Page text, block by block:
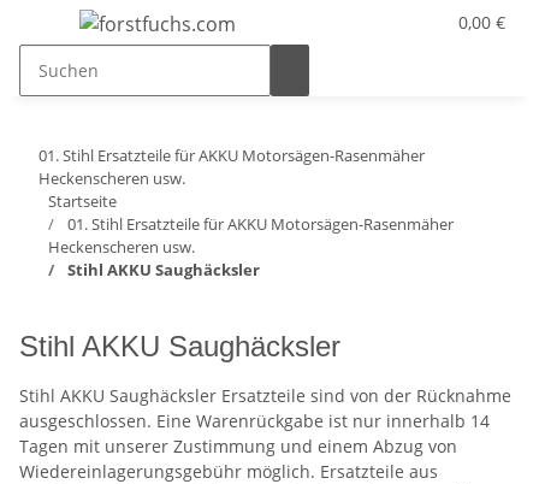
0,00 €
01. Stihl Ersatzteile für AKKU Motorsägen-Rasenmäher
Heckenscheren usw.
Startseite
01. Stihl Ersatzteile für AKKU Motorsägen-Rasenmäher
Heckenscheren usw.
Stihl AKKU Saughäcksler
Stihl AKKU Saughäcksler
Stihl AKKU Saughäcksler Ersatzteile sind von der Rücknahme
ausgeschlossen. Eine Warenrückgabe ist nur innerhalb 14
Tagen mit unserer Zustimmung und einem Abzug von
Wiedereinlagerungsgebühr möglich. Ersatzteile aus